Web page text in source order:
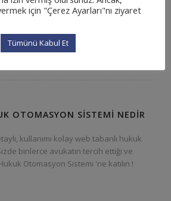
OTOMASYON SISTEMI NEDIR
kullanımı kolay web tabanlı hukuk
binlerce avukatın tercih ettiği ve
Otomasyon Sistemi 'ne katılın !
için "Çerez Ayarları"nı ziyaret
Tümünü Kabul Et